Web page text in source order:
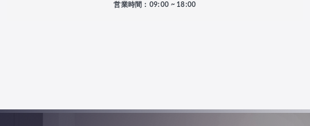
営業時間：09:00 ~ 18:00